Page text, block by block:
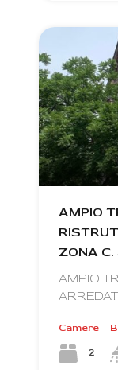
AMPIO
ZONA C.
AMPIO
Camere
2